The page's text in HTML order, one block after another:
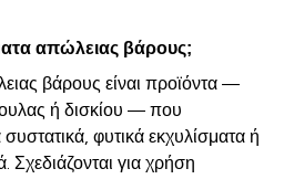
απώλειας βάρους;
βάρους είναι προϊόντα —
ή δισκίου — που
φυτικά εκχυλίσματα ή
Σχεδιάζονται για χρήση